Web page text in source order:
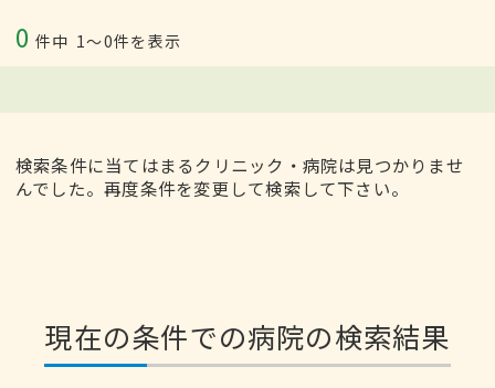
0 件中 1〜0件を表示
検索条件に当てはまるクリニック・病院は見つかりませ
んでした。再度条件を変更して検索して下さい。
現在の条件での病院の検索結果